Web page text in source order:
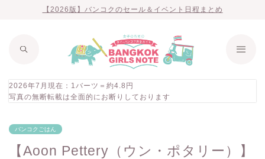
【2026版】バンコクのセール＆イベント日程まとめ
2026年7月現在：1バーツ＝約4.8円
写真の無断転載は全面的にお断りしております
バンコクごはん
【Aoon Pettery（ウン・ポタリー）】